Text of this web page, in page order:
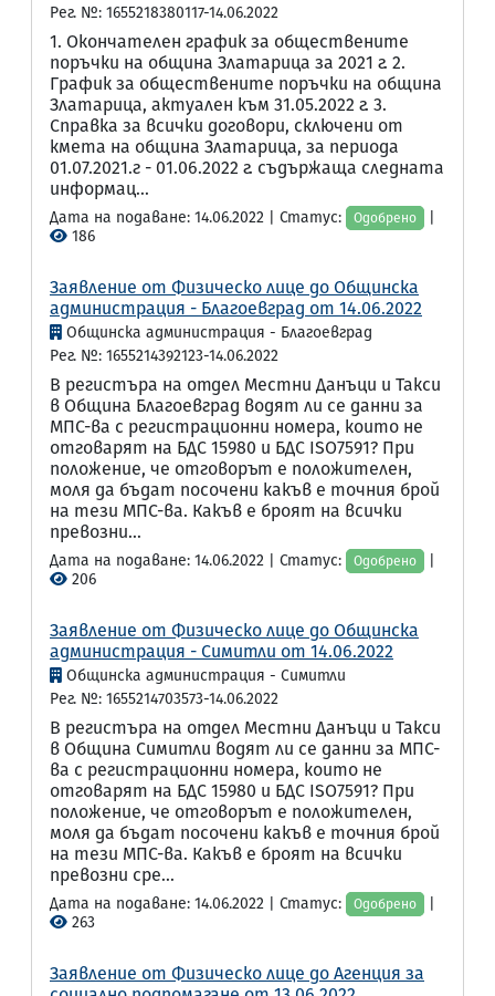
Рег. №: 1655218380117-14.06.2022
1. Окончателен график за обществените
поръчки на община Златарица за 2021 г. 2.
График за обществените поръчки на община
Златарица, актуален към 31.05.2022 г. 3.
Справка за всички договори, сключени от
кмета на община Златарица, за периода
01.07.2021.г - 01.06.2022 г. съдържаща следната
информац...
Дата на подаване: 14.06.2022 | Статус: Одобрено
186
Заявление от Физическо лице до Общинска
администрация - Благоевград от 14.06.2022
Общинска администрация - Благоевград
Рег. №: 1655214392123-14.06.2022
В регистъра на отдел Местни Данъци и Такси
в Община Благоевград водят ли се данни за
МПС-ва с регистрационни номера, които не
отговарят на БДС 15980 и БДС ISO7591? При
положение, че отговорът е положителен,
моля да бъдат посочени какъв е точния брой
на тези МПС-ва. Какъв е броят на всички
превозни...
Дата на подаване: 14.06.2022 | Статус: Одобрено
206
Заявление от Физическо лице до Общинска
администрация - Симитли от 14.06.2022
Общинска администрация - Симитли
Рег. №: 1655214703573-14.06.2022
В регистъра на отдел Местни Данъци и Такси
в Община Симитли водят ли се данни за МПС-
ва с регистрационни номера, които не
отговарят на БДС 15980 и БДС ISO7591? При
положение, че отговорът е положителен,
моля да бъдат посочени какъв е точния брой
на тези МПС-ва. Какъв е броят на всички
превозни сре...
Дата на подаване: 14.06.2022 | Статус: Одобрено
263
Заявление от Физическо лице до Агенция за